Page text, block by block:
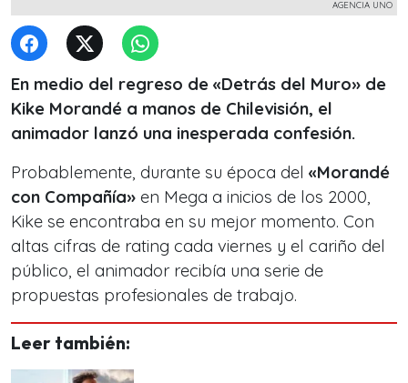
AGENCIA UNO
En medio del regreso de «Detrás del Muro» de
Kike Morandé a manos de Chilevisión, el
animador lanzó una inesperada confesión.
Probablemente, durante su época del «Morandé
con Compañía» en Mega a inicios de los 2000,
Kike se encontraba en su mejor momento. Con
altas cifras de rating cada viernes y el cariño del
público, el animador recibía una serie de
propuestas profesionales de trabajo.
Leer también: